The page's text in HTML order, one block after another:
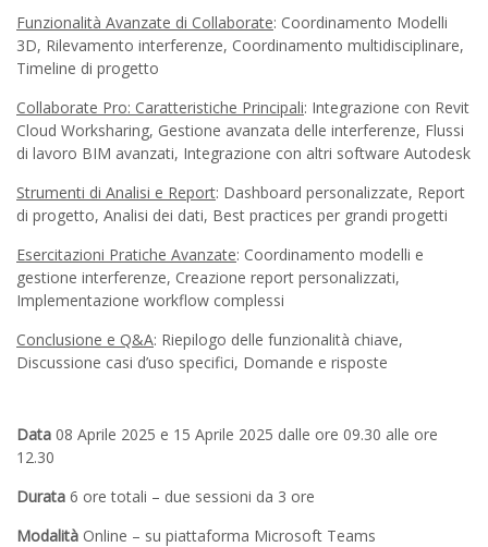
Funzionalità Avanzate di Collaborate: Coordinamento Modelli
3D, Rilevamento interferenze, Coordinamento multidisciplinare,
Timeline di progetto
Collaborate Pro: Caratteristiche Principali: Integrazione con Revit
Cloud Worksharing, Gestione avanzata delle interferenze, Flussi
di lavoro BIM avanzati, Integrazione con altri software Autodesk
Strumenti di Analisi e Report: Dashboard personalizzate, Report
di progetto, Analisi dei dati, Best practices per grandi progetti
Esercitazioni Pratiche Avanzate: Coordinamento modelli e
gestione interferenze, Creazione report personalizzati,
Implementazione workflow complessi
Conclusione e Q&A: Riepilogo delle funzionalità chiave,
Discussione casi d’uso specifici, Domande e risposte
Data 08 Aprile 2025 e 15 Aprile 2025 dalle ore 09.30 alle ore
12.30
Durata 6 ore totali – due sessioni da 3 ore
Modalità Online – su piattaforma Microsoft Teams